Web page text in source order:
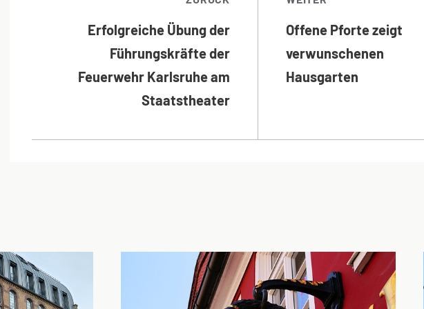
Erfolgreiche Übung der
Führungskräfte der
Feuerwehr Karlsruhe am
Staatstheater
Offene Pforte zeigt
verwunschenen
Hausgarten